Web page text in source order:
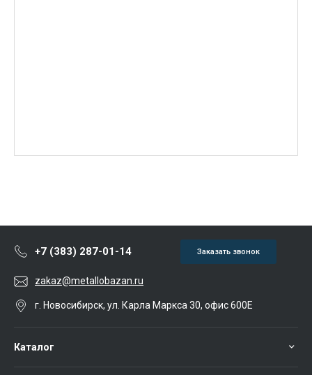
+7 (383) 287-01-14 Заказать звонок
zakaz@metallobazan.ru
г. Новосибирск, ул. Карла Маркса 30, офис 600Е
Каталог